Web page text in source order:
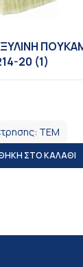
20 (1)
ΤΕΜ
ΣΤΟ ΚΑΛΆΘΙ